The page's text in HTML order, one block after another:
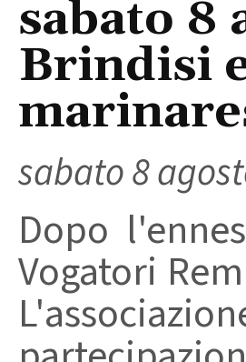
sabato 8
Brindisi
sabato 8
Dopo
Vogatori